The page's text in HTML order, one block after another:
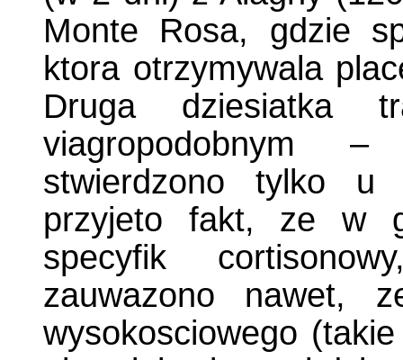
Monte Rosa, gdzie
ktora otrzymywala
Druga dziesiatka
viagropodobnym
stwierdzono tylko u
przyjeto fakt, ze w
specyfik
zauwazono nawet,
wysokosciowego